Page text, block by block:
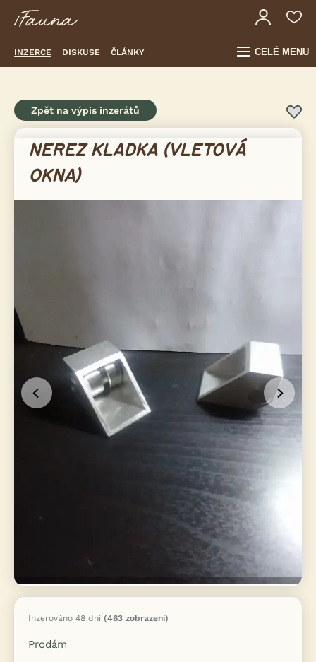
INZERCE DISKUSE ČLÁNKY CELÉ MENU
Zpět na výpis inzerátů
Inzerováno 48 dní (463 zobrazení)
Prodám
NEREZ KLADKA (VLETOVÁ
OKNA)